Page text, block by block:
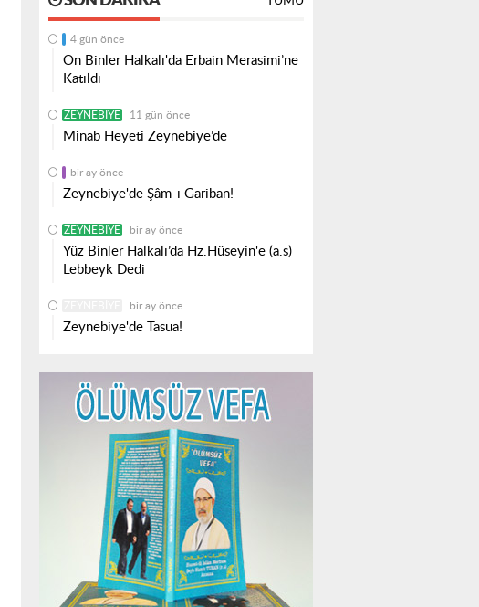
4 gün önce
On Binler Halkalı'da Erbain Merasimi’ne
Katıldı
ZEYNEBIYE 11 gün önce
Minab Heyeti Zeynebiye’de
bir ay önce
Zeynebiye'de Şâm-ı Gariban!
ZEYNEBIYE bir ay önce
Yüz Binler Halkalı’da Hz.Hüseyin'e (a.s)
Lebbeyk Dedi
bir ay önce
Zeynebiye'de Tasua!